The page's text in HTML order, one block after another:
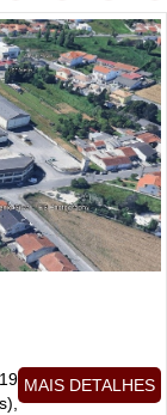
MAIS DETALHES